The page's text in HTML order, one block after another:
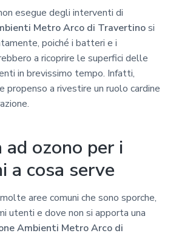
esegue degli interventi di
Metro Arco di Travertinosi
poiché i batteri e i
a ricoprire le superfici delle
in brevissimo tempo. Infatti,
propenso a rivestire un ruolo cardine
ad ozono per i
a cosa serve
aree comuni che sono sporche,
utenti e dove non si apporta una
Ambienti Metro Arco di